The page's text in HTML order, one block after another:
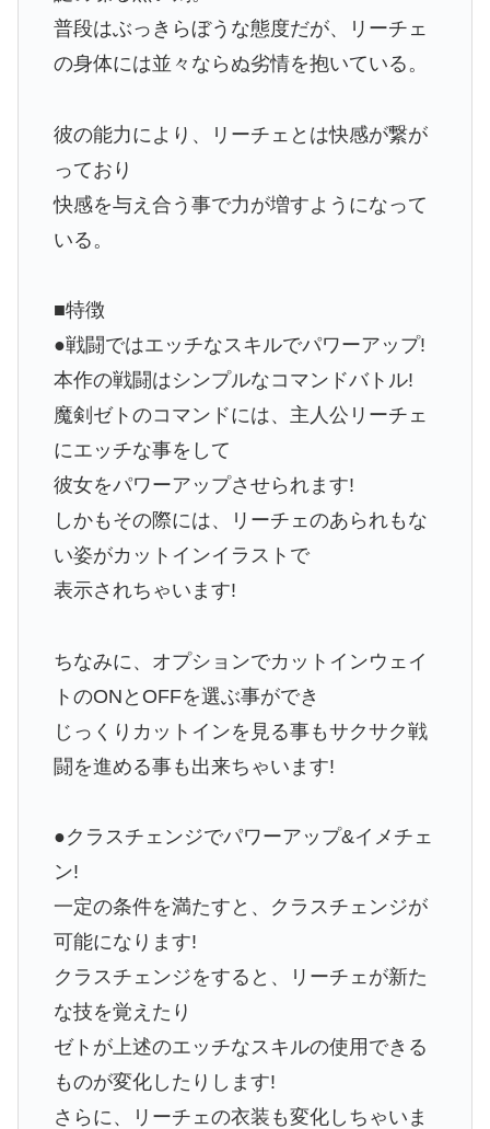
普段はぶっきらぼうな態度だが、リーチェ
の身体には並々ならぬ劣情を抱いている。
彼の能力により、リーチェとは快感が繋が
っており
快感を与え合う事で力が増すようになって
いる。
■特徴
●戦闘ではエッチなスキルでパワーアップ!
本作の戦闘はシンプルなコマンドバトル!
魔剣ゼトのコマンドには、主人公リーチェ
にエッチな事をして
彼女をパワーアップさせられます!
しかもその際には、リーチェのあられもな
い姿がカットインイラストで
表示されちゃいます!
ちなみに、オプションでカットインウェイ
トのONとOFFを選ぶ事ができ
じっくりカットインを見る事もサクサク戦
闘を進める事も出来ちゃいます!
●クラスチェンジでパワーアップ&イメチェ
ン!
一定の条件を満たすと、クラスチェンジが
可能になります!
クラスチェンジをすると、リーチェが新た
な技を覚えたり
ゼトが上述のエッチなスキルの使用できる
ものが変化したりします!
さらに、リーチェの衣装も変化しちゃいま